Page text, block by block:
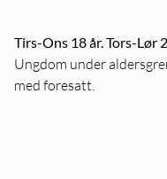
Tirs-Ons 18 år. Tors-Lør
Ungdom under
med foresatt.